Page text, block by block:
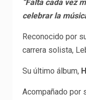
“Falta cada vez
celebrar la
Reconocido por
carrera solista,
Su último álbum,
Acompañado por